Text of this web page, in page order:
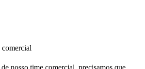
comercial